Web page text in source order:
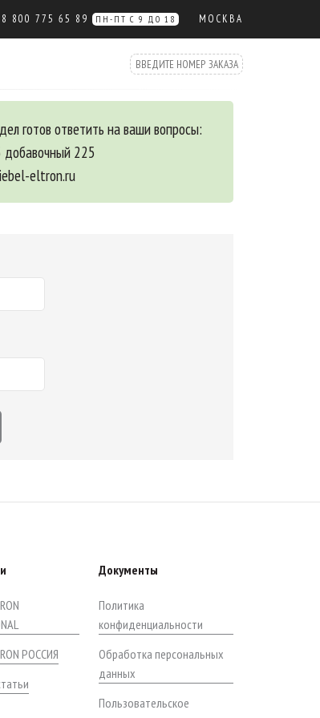
8 800 775 65 89 ПН-ПТ С 9 ДО 18 МОСКВА
готов ответить на ваши вопросы:
225
eltron.ru
РОССИЯ
Документы
Политика
конфиденциальности
Обработка персональных
данных
Пользовательское